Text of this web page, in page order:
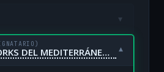
▾
AIRE NETWORKS DEL MEDITERRÁNEO, S.L. UNIPERSONAL ▾